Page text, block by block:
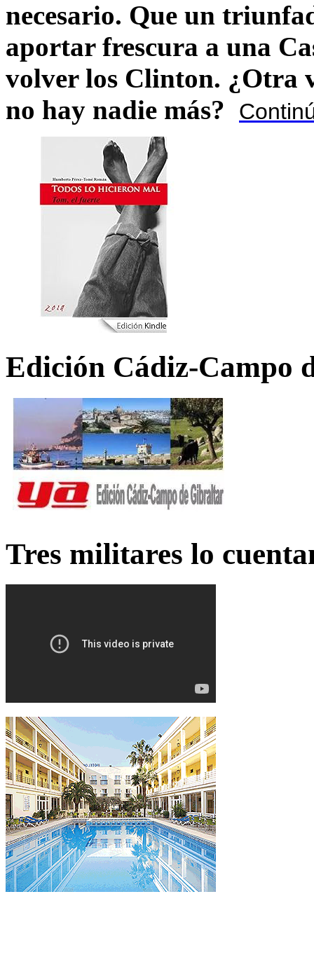
necesario. Que un
aportar frescura a una
volver los Clinton. ¿Otra
no hay nadie más?
Edición Cádiz-Campo
Tres militares lo